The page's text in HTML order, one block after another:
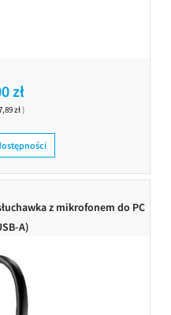
zł
zł)
z mikrofonem do PC
A)